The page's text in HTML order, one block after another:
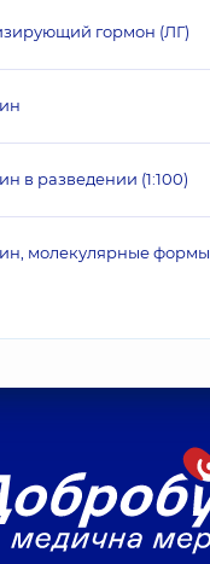
гормон (ЛГ)
в разведении (1:100)
молекулярные формы